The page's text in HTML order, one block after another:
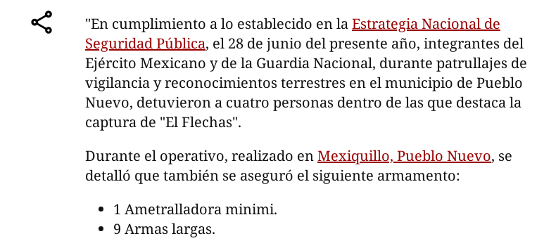
comparte
"En cumplimiento a lo establecido en laEstrategia Nacional de
Seguridad Pública, el 28 de junio del presente año, integrantes del
Ejército Mexicano y de la Guardia Nacional, durante patrullajes de
vigilancia y reconocimientos terrestres en el municipio de Pueblo
Nuevo, detuvieron a cuatro personas dentro de las que destaca la
captura de "El Flechas".
Durante el operativo, realizado enMexiquillo, Pueblo Nuevo, se
detalló que también se aseguró el siguiente armamento:
1 Ametralladora minimi.
9 Armas largas.